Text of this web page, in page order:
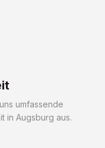
umfassende
in Augsburg aus.